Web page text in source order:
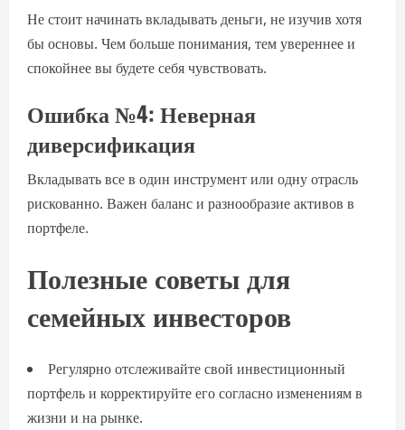
Не стоит начинать вкладывать деньги, не изучив хотя
бы основы. Чем больше понимания, тем увереннее и
спокойнее вы будете себя чувствовать.
Ошибка №4: Неверная
диверсификация
Вкладывать все в один инструмент или одну отрасль
рискованно. Важен баланс и разнообразие активов в
портфеле.
Полезные советы для
семейных инвесторов
Регулярно отслеживайте свой инвестиционный
портфель и корректируйте его согласно изменениям в
жизни и на рынке.